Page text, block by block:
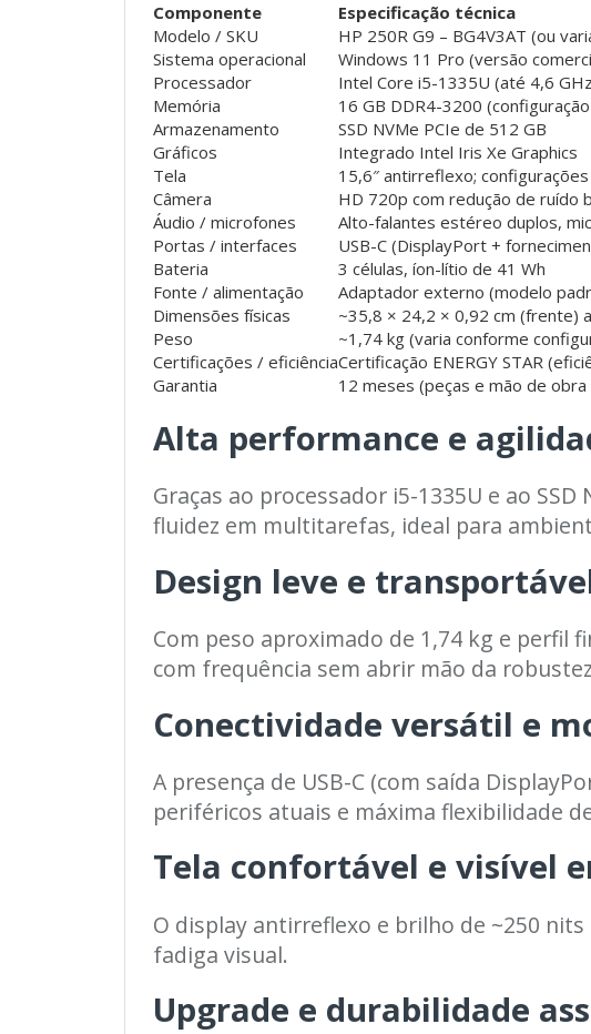
Componente
Especificação técnica
Modelo / SKU
HP 250R G9 – BG4V3AT (ou
Sistema operacional
Windows 11 Pro (versão
Processador
Intel Core i5-1335U (até 4,6
Memória
16 GB DDR4-3200
Armazenamento
SSD NVMe PCIe de 512 GB
Gráficos
Integrado Intel Iris Xe Graphics
Tela
15,6″ antirreflexo;
Câmera
HD 720p com redução de ruído
Áudio / microfones
Alto-falantes estéreo duplos,
Portas / interfaces
USB-C (DisplayPort +
Bateria
3 células, íon-lítio de 41 Wh
Fonte / alimentação
Adaptador externo (modelo
Dimensões físicas
~35,8 × 24,2 × 0,92 cm (frente)
Peso
~1,74 kg (varia conforme
Certificações / eficiênciaCertificação ENERGY STAR
Garantia
12 meses (peças e mão de
Alta performance e
Graças ao processador i5-1335U e ao
fluidez em multitarefas, ideal para
Design leve e
Com peso aproximado de 1,74 kg e perfil
com frequência sem abrir mão da
Conectividade versátil e
A presença de USB-C (com saída
periféricos atuais e máxima flexibilidade
Tela confortável e visível
O display antirreflexo e brilho de ~250
fadiga visual.
Upgrade e durabilidade